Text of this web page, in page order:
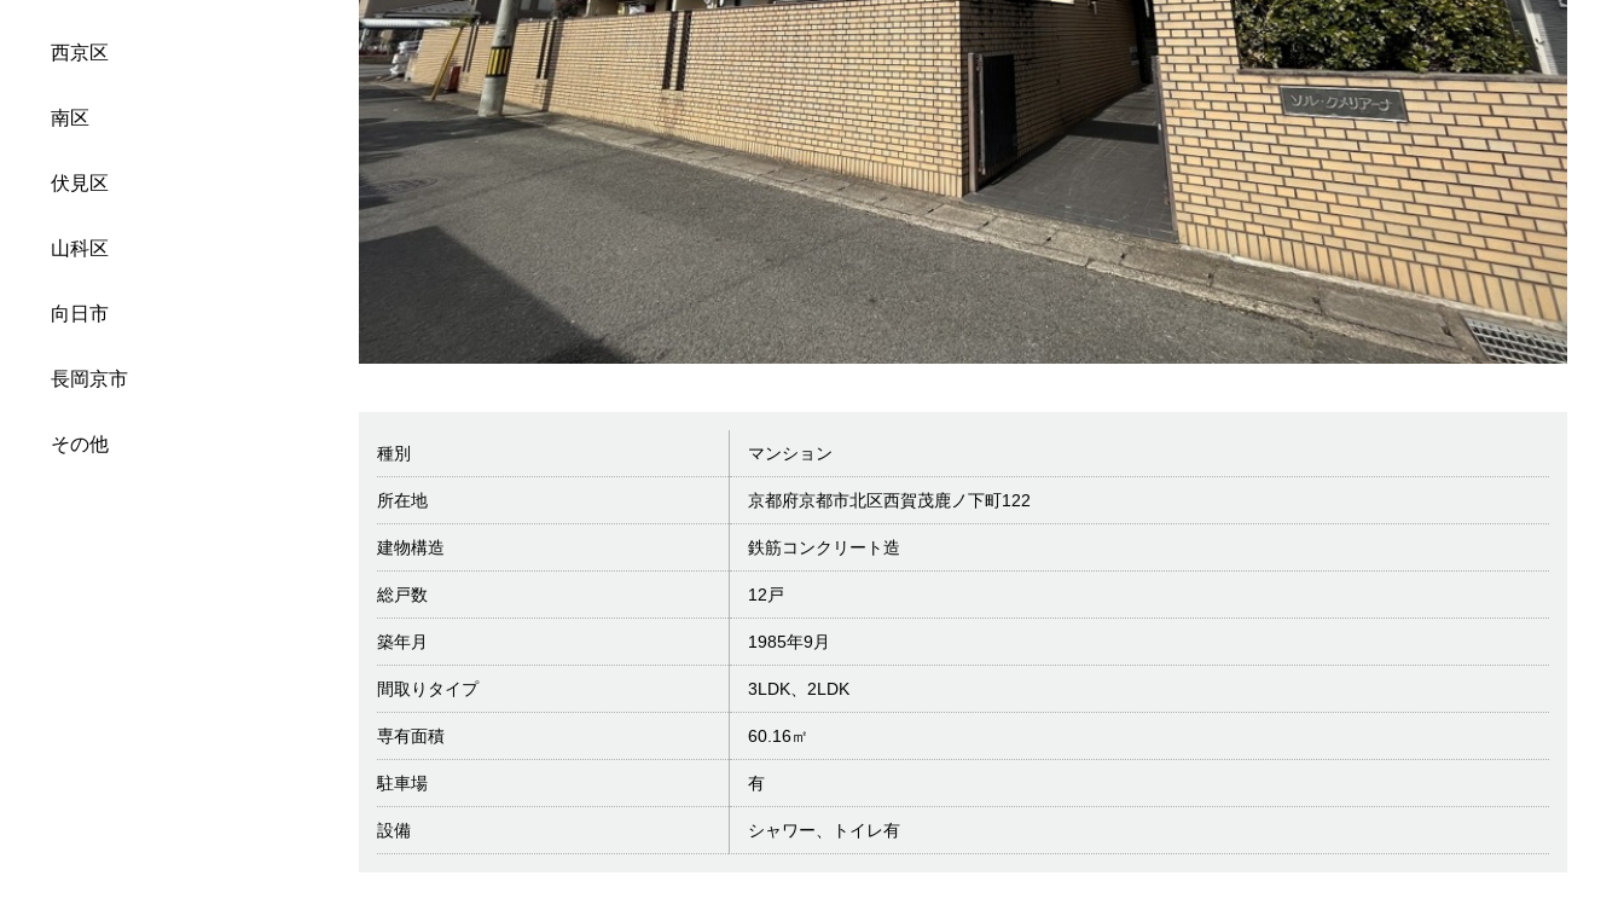
種別 マンション
所在地 京都府京都市北区西賀茂鹿ノ下町122
建物構造 鉄筋コンクリート造
総戸数 12戸
築年月 1985年9月
間取りタイプ 3LDK、2LDK
専有面積 60.16㎡
駐車場 有
設備 シャワー、トイレ有
西京区
南区
伏見区
山科区
向日市
長岡京市
その他